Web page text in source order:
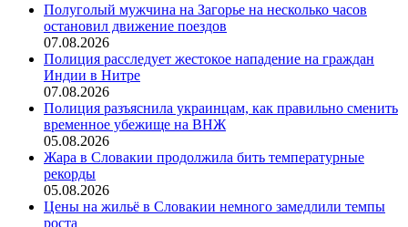
Полуголый мужчина на Загорье на несколько часов
остановил движение поездов
07.08.2026
Полиция расследует жестокое нападение на граждан
Индии в Нитре
07.08.2026
Полиция разъяснила украинцам, как правильно сменить
временное убежище на ВНЖ
05.08.2026
Жара в Словакии продолжила бить температурные
рекорды
05.08.2026
Цены на жильё в Словакии немного замедлили темпы
роста